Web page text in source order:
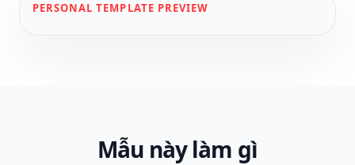
PERSONAL TEMPLATE PREVIEW
Mẫu này làm gì